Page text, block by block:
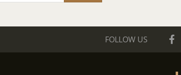
FOLLOW US